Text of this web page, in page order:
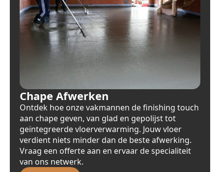
Chape Afwerken
Ontdek hoe onze vakmannen de finishing touch
aan chape geven, van glad en gepolijst tot
geïntegreerde vloerverwarming. Jouw vloer
verdient niets minder dan de beste afwerking.
Vraag een offerte aan en ervaar de specialiteit
van ons netwerk.